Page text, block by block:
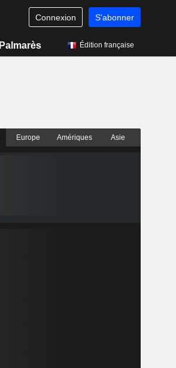
Connexion S'abonner
Palmarès Édition française
Europe Amériques Asie